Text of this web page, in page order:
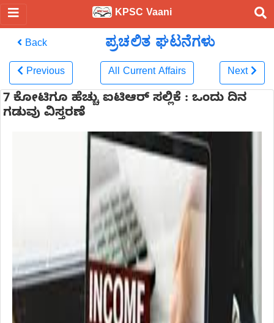
KPSC Vaani
Back ಪ್ರಚಲಿತ ಘಟನೆಗಳು
Previous All Current Affairs Next
7 ಕೋಟಿಗೂ ಹೆಚ್ಚು ಐಟಿಆರ್ ಸಲ್ಲಿಕೆ : ಒಂದು ದಿನ
ಗಡುವು ವಿಸ್ತರಣೆ